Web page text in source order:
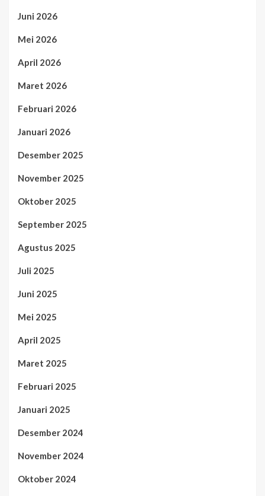
Juni 2026
Mei 2026
April 2026
Maret 2026
Februari 2026
Januari 2026
Desember 2025
November 2025
Oktober 2025
September 2025
Agustus 2025
Juli 2025
Juni 2025
Mei 2025
April 2025
Maret 2025
Februari 2025
Januari 2025
Desember 2024
November 2024
Oktober 2024